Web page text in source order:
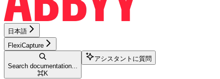
日本語
FlexiCapture
Search documentation...
⌘K
アシスタントに質問